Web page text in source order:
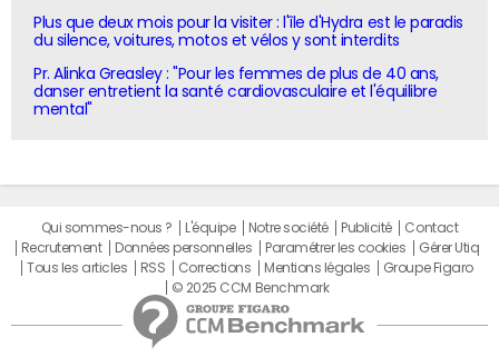
Plus que deux mois pour la visiter : l'île d'Hydra est le paradis
du silence, voitures, motos et vélos y sont interdits
Pr. Alinka Greasley : "Pour les femmes de plus de 40 ans,
danser entretient la santé cardiovasculaire et l'équilibre
mental"
Qui sommes-nous ? L'équipe Notre société Publicité
Contact
Recrutement
Données personnelles Paramétrer les cookies
Gérer Utiq
Tous les articles
RSS Corrections Mentions légales
Groupe Figaro
© 2025 CCM Benchmark